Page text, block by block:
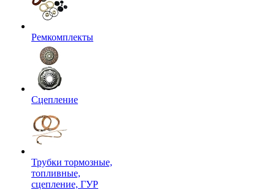
Ремкомплекты
Сцепление
Трубки тормозные,
топливные,
сцепление, ГУР